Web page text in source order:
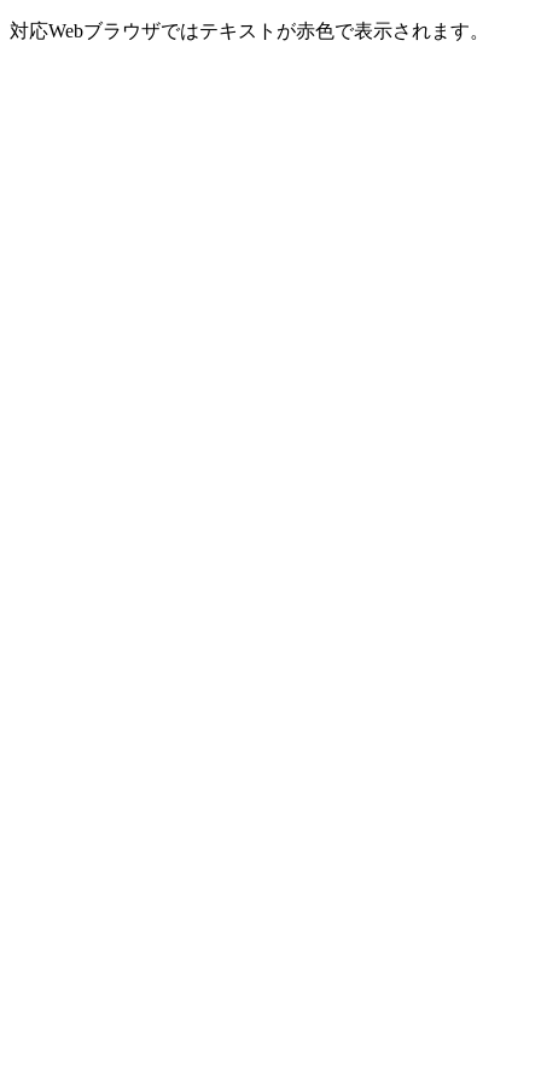
対応Webブラウザではテキストが赤色で表示されます。